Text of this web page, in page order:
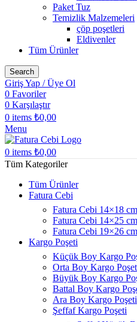
Paket Tuz
Temizlik Malzemeleri
çöp poşetleri
Eldivenler
Tüm Ürünler
Search
Giriş Yap / Üye Ol
0 Favoriler
0 Karşılaştır
0 items ₺0,00
Menu
0 items ₺0,00
Tüm Kategoriler
Tüm Ürünler
Fatura Cebi
Fatura Cebi 14×18 cm
Fatura Cebi 14×25 cm
Fatura Cebi 19×26 cm
Kargo Poşeti
Küçük Boy Kargo
Orta Boy Kargo
Büyük Boy Kargo
Battal Boy Kargo
Ara Boy Kargo Poşeti
Şeffaf Kargo Poşeti